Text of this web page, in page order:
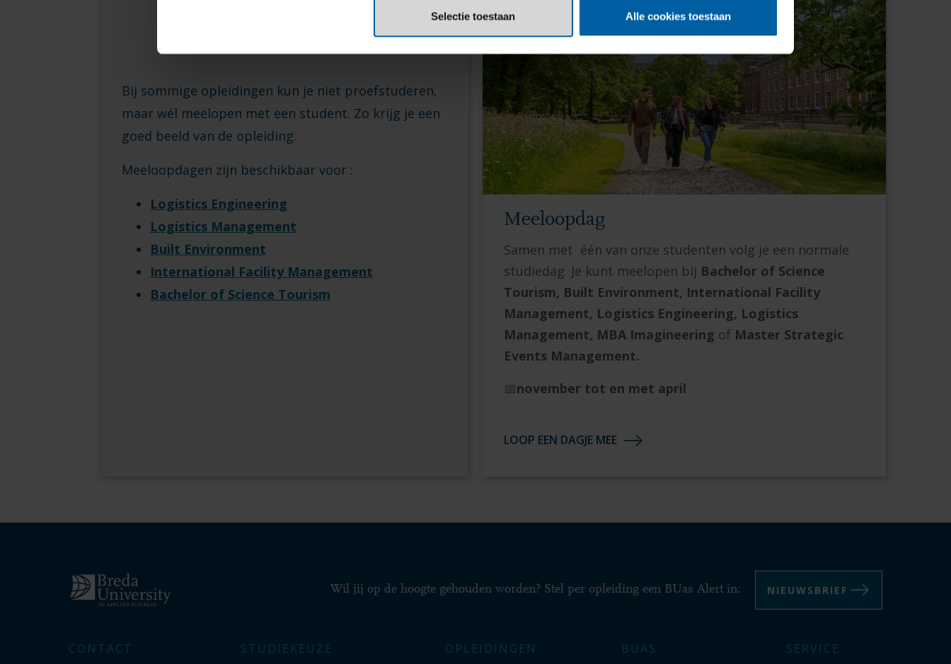
Selectie toestaan Alle cookies toestaan
Bij sommige opleidingen kun je niet proefstuderen,
maar wél meelopen met een student. Zo krijg je een
goed beeld van de opleiding.
Meeloopdagen zijn beschikbaar voor :
Logistics Engineering
Logistics Management
Built Environment
International Facility Management
Bachelor of Science Tourism
Meeloopdag
Samen met één van onze studenten volg je een normale
studiedag. Je kunt meelopen bij Bachelor of Science
Tourism, Built Environment, International Facility
Management, Logistics Engineering, Logistics
Management, MBA Imagineering of Master Strategic
Events Management.
📅november tot en met april
LOOP EEN DAGJE MEE
Wil jij op de hoogte gehouden worden? Stel per opleiding een BUas Alert in: NIEUWSBRIEF
CONTACT STUDIEKEUZE OPLEIDINGEN BUAS SERVICE